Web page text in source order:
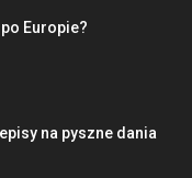
Europie?
na pyszne dania